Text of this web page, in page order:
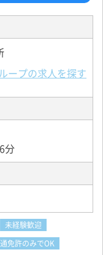
ープの求人を探す
分
未経験歓迎
免許のみでOK